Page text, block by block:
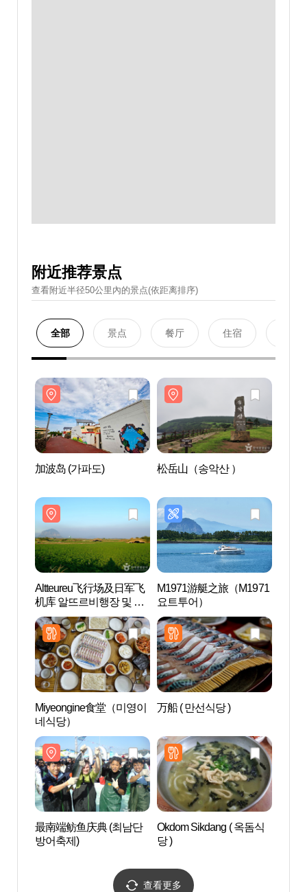
附近推荐景点
查看附近半径50公里內的景点(依距离排序)
全部 景点 餐厅 住宿
加波岛 (가파도) 松岳山（송악산 ）
Altteureu飞行场及日军飞
机库 알뜨르비행장 및 일
본군 비행기 격납고
M1971游艇之旅（M1971
요트투어）
Miyeongine食堂（미영이
네식당）
万船 ( 만선식당 )
最南端鲂鱼庆典 (최남단
방어축제)
Okdom Sikdang ( 옥돔식
당 )
查看更多